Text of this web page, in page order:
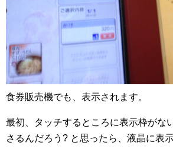
食券販売機でも、表示されます。
最初、タッチするところに表示枠がな
さるんだろう? と思ったら、液晶に表